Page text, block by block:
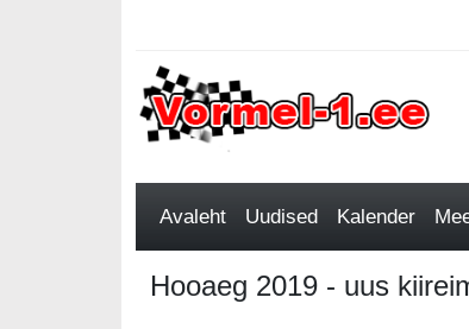
Avaleht Uudised Kalender
Hooaeg 2019 - uus